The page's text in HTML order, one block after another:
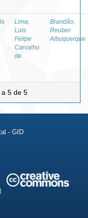
Lima,
Luis
Felipe
Carvalho
de
Brandão,
Reuber
Albuquerque
5 de 5
- GID